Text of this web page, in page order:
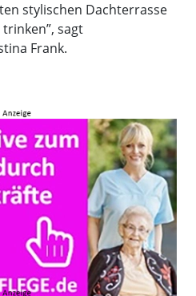
stylischen Dachterrasse
sagt
Frank.